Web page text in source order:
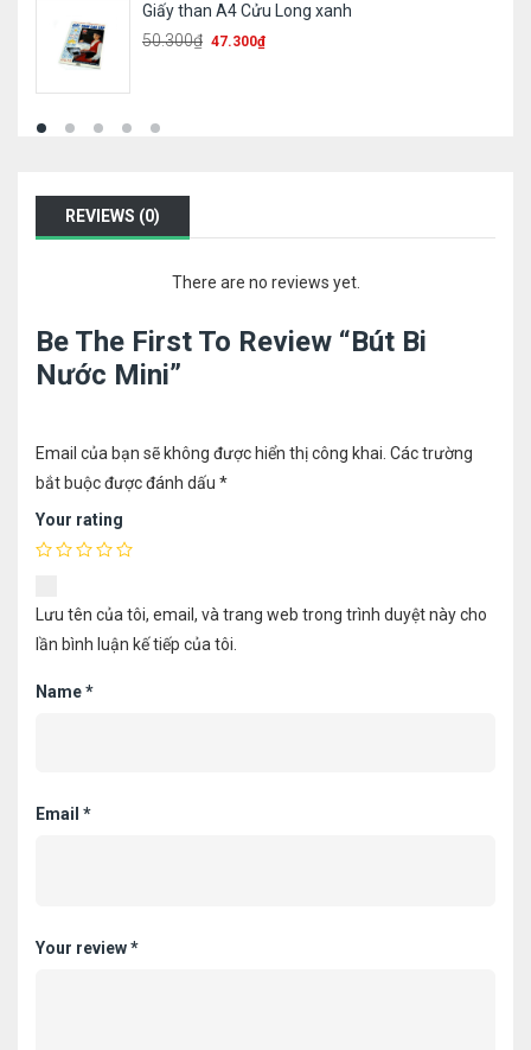
Sổ 360 card cứng/ mềm
78.600 ₫
REVIEWS (0)
There are no reviews yet.
Be The First To Review “Bút Bi
Nước Mini”
Email của bạn sẽ không được hiển thị công khai. Các trường
bắt buộc được đánh dấu *
Your rating
Lưu tên của tôi, email, và trang web trong trình duyệt này cho
lần bình luận kế tiếp của tôi.
Name*
Email *
Your review*